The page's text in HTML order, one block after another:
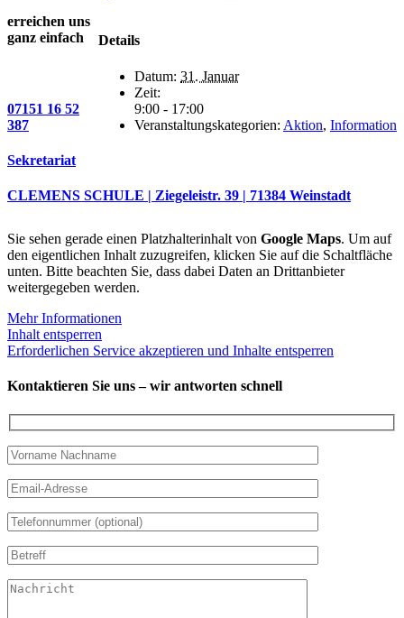
Details
Datum: 31. Januar
Zeit:
9:00 - 17:00
Veranstaltungskategorien: Aktion, Information
erreichen uns
ganz einfach
07151 16 52
387
Sekretariat
CLEMENS SCHULE | Ziegeleistr. 39 | 71384 Weinstadt
Sie sehen gerade einen Platzhalterinhalt von Google Maps. Um auf
den eigentlichen Inhalt zuzugreifen, klicken Sie auf die Schaltfläche
unten. Bitte beachten Sie, dass dabei Daten an Drittanbieter
weitergegeben werden.
Mehr Informationen
Inhalt entsperren
Erforderlichen Service akzeptieren und Inhalte entsperren
Kontaktieren Sie uns – wir antworten schnell